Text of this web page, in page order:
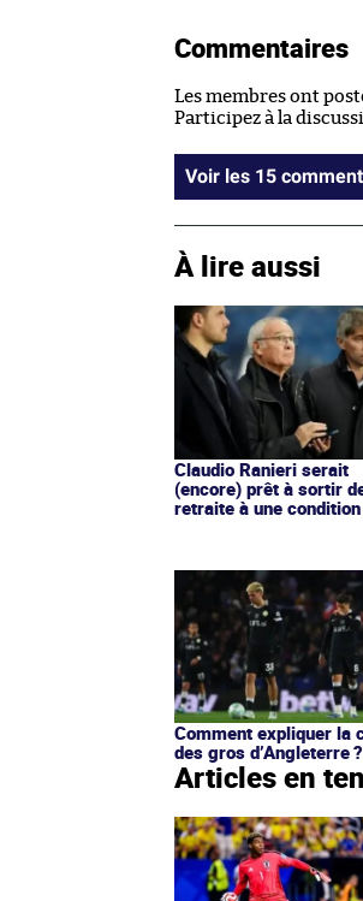
Commentaires
Les membres ont
Participez à la
Voir les 15
À lire aussi
Claudio Ranieri serait
(encore) prêt à sortir
retraite à une condition
Comment expliquer la
des gros d’Angleterre ?
Articles en